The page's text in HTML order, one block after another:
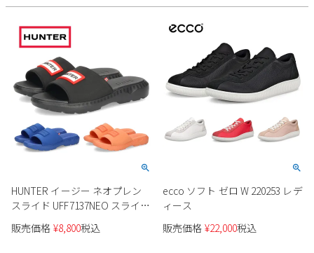
HUNTER イージー ネオプレン
スライド UFF7137NEO スライド
サンダル レディース
販売価格 ¥8,800税込
ecco ソフト ゼロ W 220253 レデ
ィース
販売価格 ¥22,000税込